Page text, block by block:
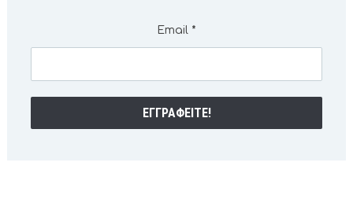
Email *